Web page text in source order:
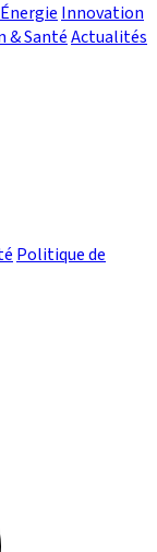
Innovation
& SantéActualités
Politique de